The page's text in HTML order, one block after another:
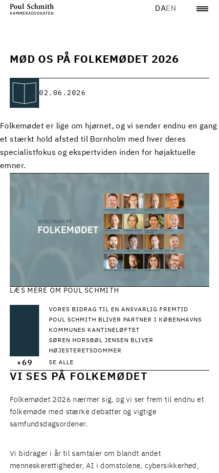
DAEN
MØD OS PÅ FOLKEMØDET 2026
02.06.2026
Folkemødet er lige om hjørnet, og vi sender endnu en gang
et stærkt hold afsted til Bornholm med hver deres
specialistfokus og ekspertviden inden for højaktuelle
emner.
LÆS MERE OM POUL SCHMITH
VORES BIDRAG TIL EN ANSVARLIG FREMTID
POUL SCHMITH BLIVER PARTNER I KØBENHAVNS
KOMMUNES KANTINELØFTET
SØREN HORSBØL JENSEN BLIVER
HØJESTERETSDOMMER
+69 SE ALLE
VI SES PÅ FOLKEMØDET
Folkemødet 2026 nærmer sig, og vi ser frem til endnu et
folkemøde med stærke debatter og vigtige
samfundsdagsordener.
Vi bidrager i år til samtaler om blandt andet
menneskerettigheder, AI i domstolene, cybersikkerhed,